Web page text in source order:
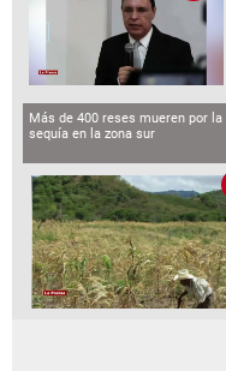
Más de 400 reses mueren por la
sequía en la zona sur